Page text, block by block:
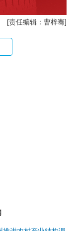
[责任编辑：曹梓骞]